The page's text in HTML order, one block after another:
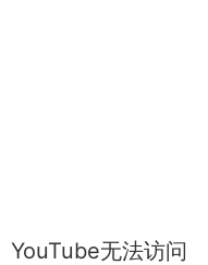
YouTube无法访问